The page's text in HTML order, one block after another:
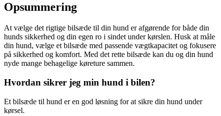
Opsummering
At vælge det rigtige bilsæde til din hund er afgørende for både din
hunds sikkerhed og din egen ro i sindet under kørslen. Husk at måle
din hund, vælge et bilsæde med passende vægtkapacitet og fokusere
på sikkerhed og komfort. Med det rette bilsæde kan du og din hund
nyde mange behagelige køreture sammen.
Hvordan sikrer jeg min hund i bilen?
Et bilsæde til hund er en god løsning for at sikre din hund under
kørsel.